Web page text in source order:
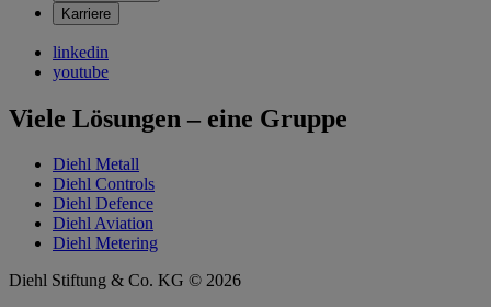
Karriere
linkedin
youtube
Viele Lösungen – eine Gruppe
Diehl Metall
Diehl Controls
Diehl Defence
Diehl Aviation
Diehl Metering
Diehl Stiftung & Co. KG © 2026